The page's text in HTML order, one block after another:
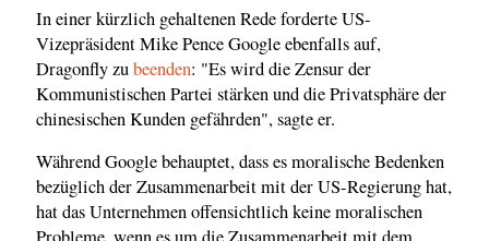
In einer kürzlich gehaltenen Rede forderte US-
Vizepräsident Mike Pence Google ebenfalls auf,
Dragonfly zubeenden: "Es wird die Zensur der
Kommunistischen Partei stärken und die Privatsphäre der
chinesischen Kunden gefährden", sagte er.
Während Google behauptet, dass es moralische Bedenken
bezüglich der Zusammenarbeit mit der US-Regierung hat,
hat das Unternehmen offensichtlich keine moralischen